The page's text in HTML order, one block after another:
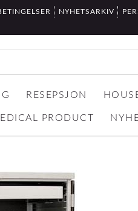
NYHETSARKIV
RESEPSJON
PRODUCT